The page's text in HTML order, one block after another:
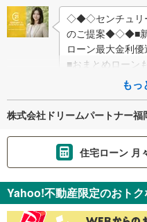
◇◆◇センチュリ
のご提案◆◇◆■
ローン最大金利
■おまとめローン
動産のご購入を
もっ
株式会社ドリームパートナー福
住宅ローン 月
金利
Yahoo!不動産限定のおト